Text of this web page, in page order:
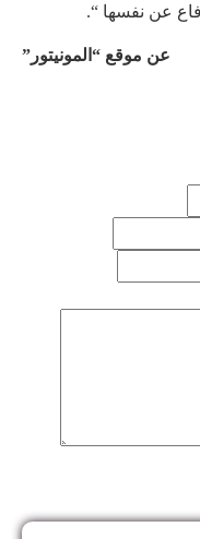
عن نفسها “.
عن موقع “المونيتور”